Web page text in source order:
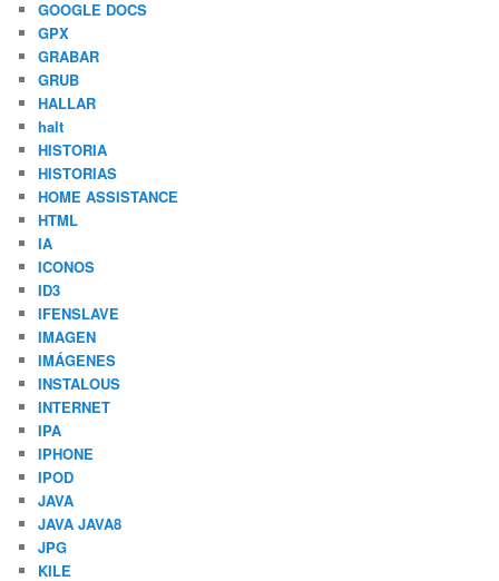
GOOGLE DOCS
GPX
GRABAR
GRUB
HALLAR
halt
HISTORIA
HISTORIAS
HOME ASSISTANCE
HTML
IA
ICONOS
ID3
IFENSLAVE
IMAGEN
IMÁGENES
INSTALOUS
INTERNET
IPA
IPHONE
IPOD
JAVA
JAVA JAVA8
JPG
KILE